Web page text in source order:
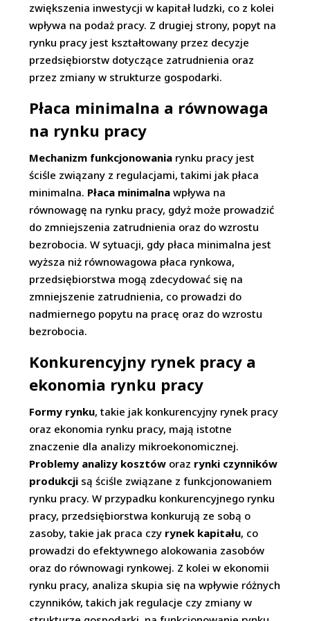
zwiększenia inwestycji w kapitał ludzki, co z kolei
wpływa na podaż pracy. Z drugiej strony, popyt na
rynku pracy jest kształtowany przez decyzje
przedsiębiorstw dotyczące zatrudnienia oraz
przez zmiany w strukturze gospodarki.
Płaca minimalna a równowaga
na rynku pracy
Mechanizm funkcjonowania rynku pracy jest
ściśle związany z regulacjami, takimi jak płaca
minimalna. Płaca minimalna wpływa na
równowagę na rynku pracy, gdyż może prowadzić
do zmniejszenia zatrudnienia oraz do wzrostu
bezrobocia. W sytuacji, gdy płaca minimalna jest
wyższa niż równowagowa płaca rynkowa,
przedsiębiorstwa mogą zdecydować się na
zmniejszenie zatrudnienia, co prowadzi do
nadmiernego popytu na pracę oraz do wzrostu
bezrobocia.
Konkurencyjny rynek pracy a
ekonomia rynku pracy
Formy rynku, takie jak konkurencyjny rynek pracy
oraz ekonomia rynku pracy, mają istotne
znaczenie dla analizy mikroekonomicznej.
Problemy analizy kosztów oraz rynki czynników
produkcji są ściśle związane z funkcjonowaniem
rynku pracy. W przypadku konkurencyjnego rynku
pracy, przedsiębiorstwa konkurują ze sobą o
zasoby, takie jak praca czy rynek kapitału, co
prowadzi do efektywnego alokowania zasobów
oraz do równowagi rynkowej. Z kolei w ekonomii
rynku pracy, analiza skupia się na wpływie różnych
czynników, takich jak regulacje czy zmiany w